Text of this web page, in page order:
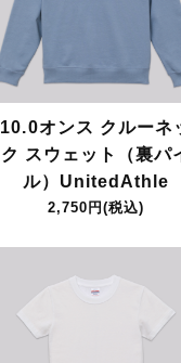
10.0オンス クルーネ
ク スウェット（裏パ
ル）UnitedAthle
2,750円(税込)